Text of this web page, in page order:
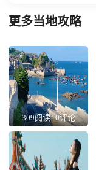
更多当地攻略
309阅读 0评论